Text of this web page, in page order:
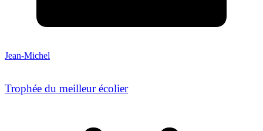
Jean-Michel
Trophée du meilleur écolier